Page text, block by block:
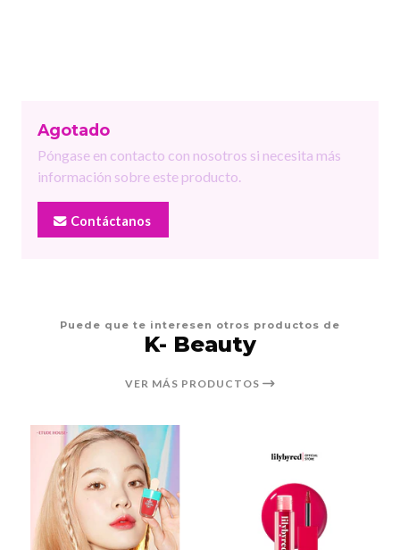
Agotado
Póngase en contacto con nosotros si necesita más
información sobre este producto.
Contáctanos
Puede que te interesen otros productos de
K- Beauty
VER MÁS PRODUCTOS